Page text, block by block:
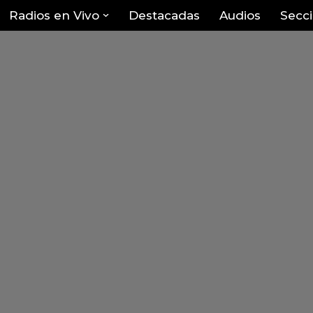
Radios en Vivo Destacadas Audios